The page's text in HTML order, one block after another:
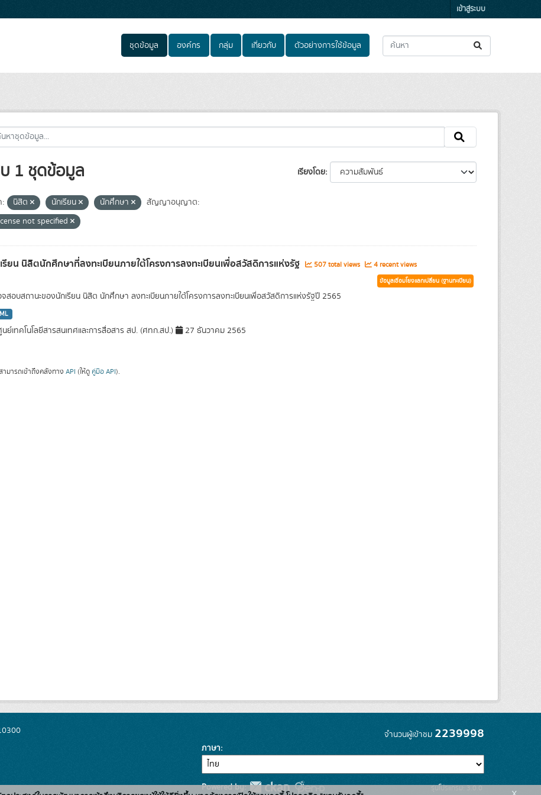
เข้าสู่ระบบ
ชุดข้อมูล องค์กร กลุ่ม เกี่ยวกับ ตัวอย่างการใช้ข้อมูล
เรียงโดย
1 ชุดข้อมูล
: นิสิต นักเรียน นักศึกษา
สัญญาอนุญาต:
not specified
รียน นิสิตนักศึกษาที่ลงทะเบียนภายใต้โครงการลงทะเบียนเพื่อสวัสดิการแห่งรัฐ 507 total views 4 recent views
ข้อมูลเชื่อมโยงแลกเปลี่ยน (ฐานทะเบียน)
สอบสถานะของนักเรียน นิสิต นักศึกษา ลงทะเบียนภายใต้โครงการลงทะเบียนเพื่อสวัสดิการแห่งรัฐปี 2565
ย์เทคโนโลยีสารสนเทศและการสื่อสาร สป. (ศทก.สป.) 27 ธันวาคม 2565
มารถเข้าถึงคลังทาง API (ให้ดู คู่มือ API).
จำนวนผู้เข้าชม 2239998
ภาษา
Powered by: รุ่นโปรแกรม: 3.0.0